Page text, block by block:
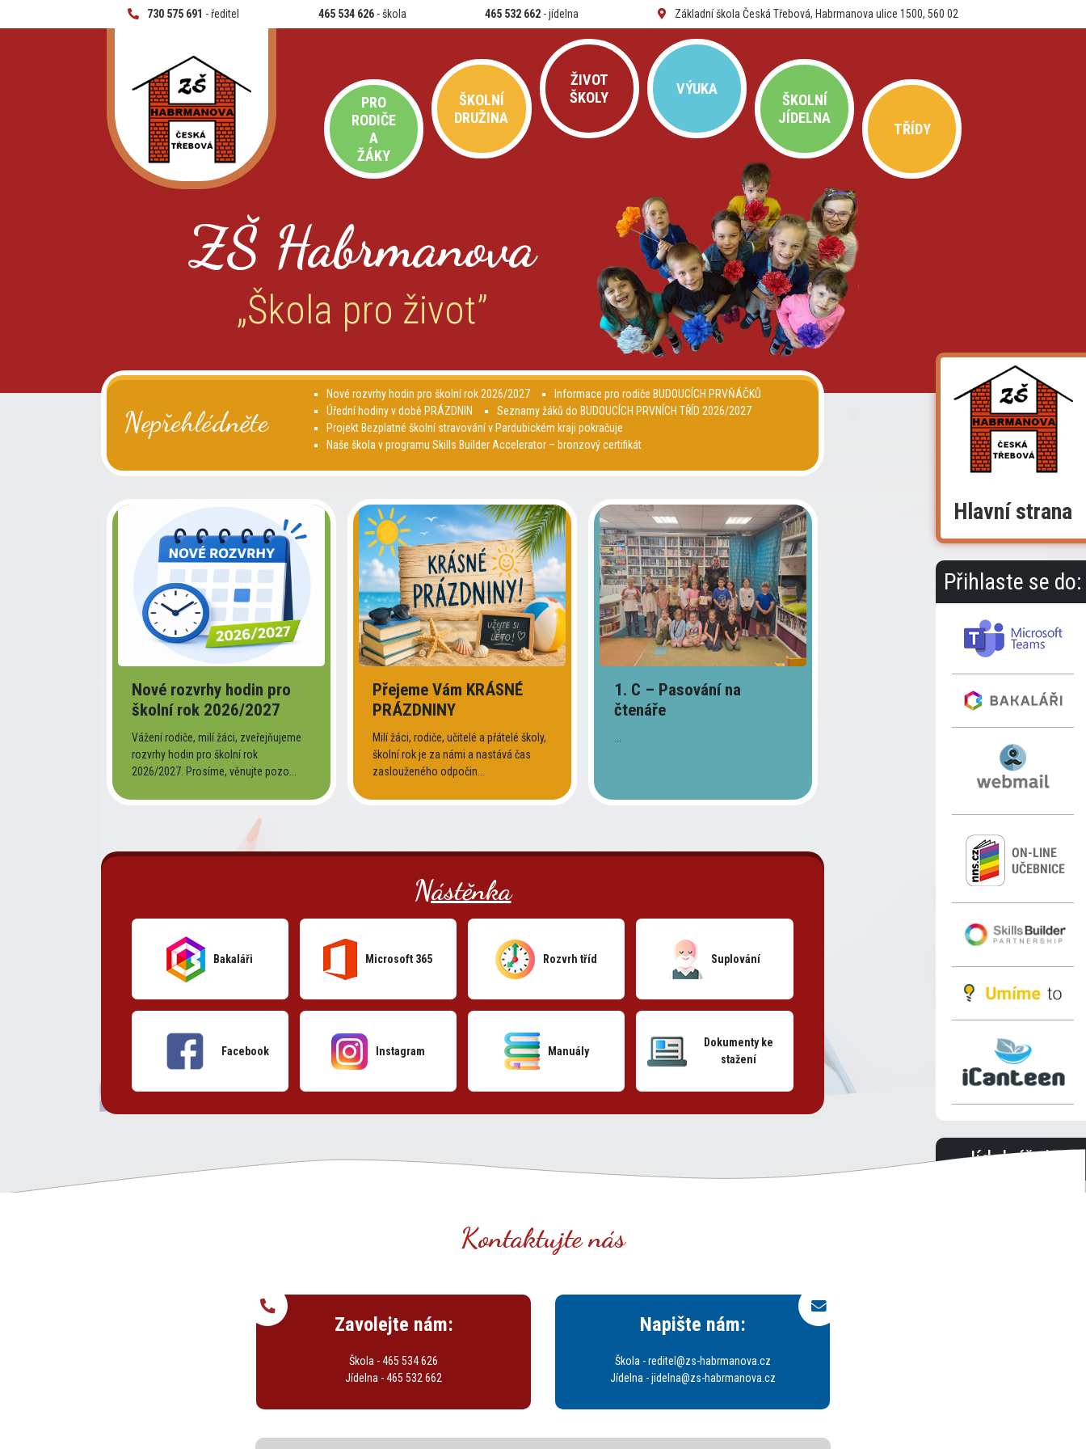
730 575 691 - ředitel 465 534 626- škola 465 532 662 - jídelna Základní škola Česká Třebová, Habrmanova ulice 1500, 560 02
PRO
RODIČE
A
ŽÁKY
ŠKOLNÍ
DRUŽINA
ŽIVOT
ŠKOLY
VÝUKA
ŠKOLNÍ
JÍDELNA
TŘÍDY
ZŠ Habrmanova
„Škola pro život”
Hlavní strana
Přihlaste se do:
Jídelníček:
Nepřehlédněte
Nové rozvrhy hodin pro školní rok 2026/2027
Informace pro rodiče BUDOUCÍCH PRVŇÁČKŮ
Úřední hodiny v době PRÁZDNIN
Seznamy žáků do BUDOUCÍCH PRVNÍCH TŘÍD 2026/2027
Projekt Bezplatné školní stravování v Pardubickém kraji pokračuje
Naše škola v programu Skills Builder Accelerator – bronzový certifikát
Nové rozvrhy hodin pro
školní rok 2026/2027
Vážení rodiče, milí žáci, zveřejňujeme
rozvrhy hodin pro školní rok
2026/2027. Prosíme, věnujte pozo...
Přejeme Vám KRÁSNÉ
PRÁZDNINY
Milí žáci, rodiče, učitelé a přátelé školy,
školní rok je za námi a nastává čas
zaslouženého odpočin...
1. C – Pasování na
čtenáře
Nástěnka
Bakaláři Microsoft 365 Rozvrh tříd Suplování
Facebook Instagram Manuály
Dokumenty ke
stažení
Kontaktujte nás
Zavolejte nám:
Škola - 465 534 626
Jídelna - 465 532 662
Napište nám:
Škola - reditel@zs-habrmanova.cz
Jídelna - jidelna@zs-habrmanova.cz